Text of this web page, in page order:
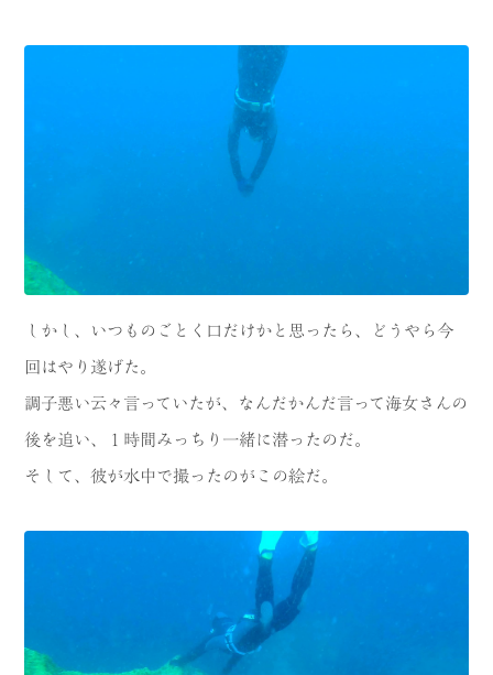
しかし、いつものごとく口だけかと思ったら、どうやら今
回はやり遂げた。
調子悪い云々言っていたが、なんだかんだ言って海女さんの
後を追い、１時間みっちり一緒に潜ったのだ。
そして、彼が水中で撮ったのがこの絵だ。